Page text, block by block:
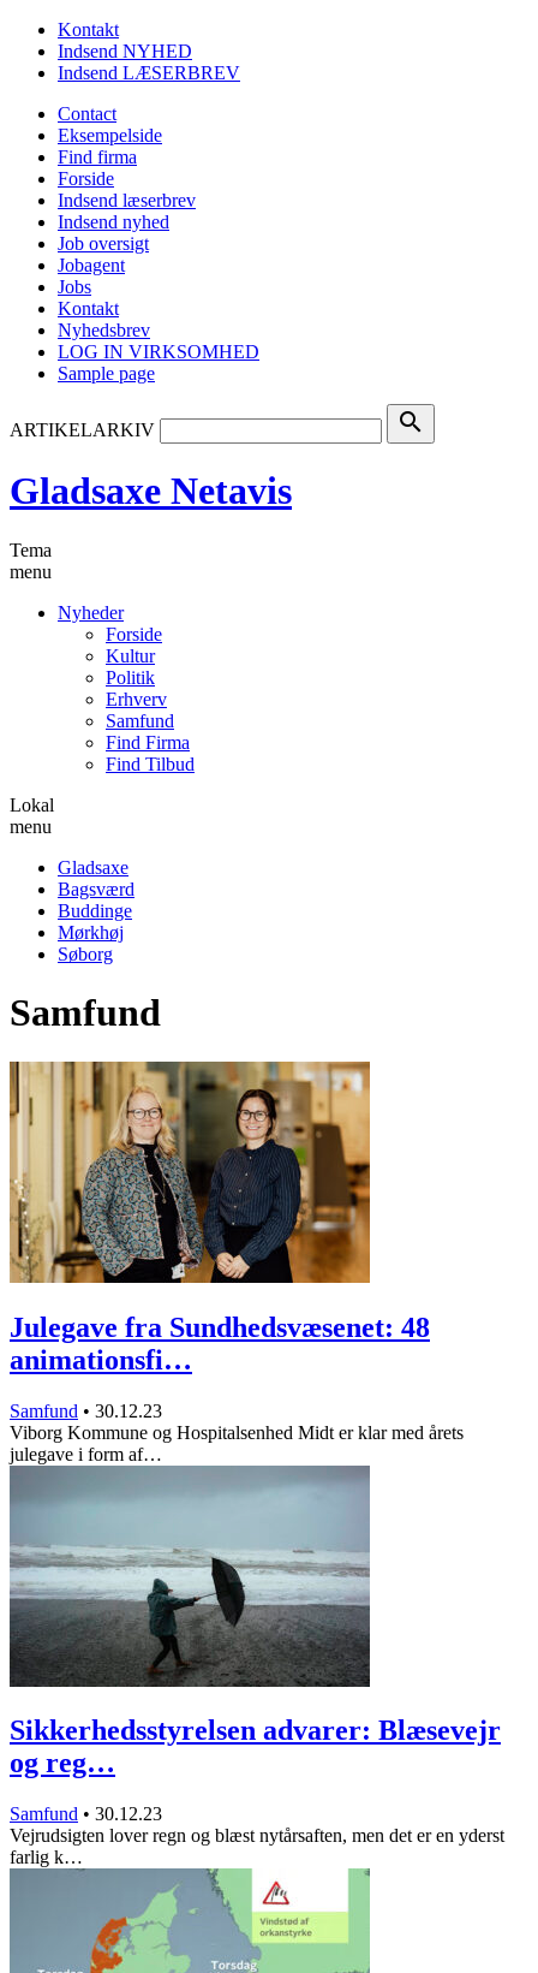
Kontakt
Indsend NYHED
Indsend LÆSERBREV
Contact
Eksempelside
Find firma
Forside
Indsend læserbrev
Indsend nyhed
Job oversigt
Jobagent
Jobs
Kontakt
Nyhedsbrev
LOG IN VIRKSOMHED
Sample page
ARTIKELARKIV search
Gladsaxe Netavis
Tema
menu
Nyheder
Forside
Kultur
Politik
Erhverv
Samfund
Find Firma
Find Tilbud
Lokal
menu
Gladsaxe
Bagsværd
Buddinge
Mørkhøj
Søborg
Samfund
Julegave fra Sundhedsvæsenet: 48
animationsfi…
Samfund • 30.12.23
Viborg Kommune og Hospitalsenhed Midt er klar med årets
julegave i form af…
Sikkerhedsstyrelsen advarer: Blæsevejr
og reg…
Samfund • 30.12.23
Vejrudsigten lover regn og blæst nytårsaften, men det er en yderst
farlig k…